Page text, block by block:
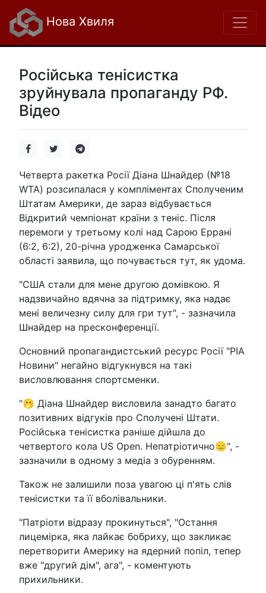
Нова Хвиля
Російська тенісистка
зруйнувала пропаганду РФ.
Відео
Четверта ракетка Росії Діана Шнайдер (№18
WTA) розсипалася у компліментах Сполученим
Штатам Америки, де зараз відбувається
Відкритий чемпіонат країни з теніс. Після
перемоги у третьому колі над Сарою Еррані
(6:2, 6:2), 20-річна уродженка Самарської
області заявила, що почувається тут, як удома.
"США стали для мене другою домівкою. Я
надзвичайно вдячна за підтримку, яка надає
мені величезну силу для гри тут", - зазначила
Шнайдер на пресконференції.
Основний пропагандистський ресурс Росії "РІА
Новини" негайно відгукнувся на такі
висловлювання спортсменки.
"🫢 Діана Шнайдер висловила занадто багато
позитивних відгуків про Сполучені Штати.
Російська тенісистка раніше дійшла до
четвертого кола US Open. Непатріотично😑", -
зазначили в одному з медіа з обуренням.
Також не залишили поза увагою ці п'ять слів
тенісистки та її вболівальники.
"Патріоти відразу прокинуться", "Остання
лицемірка, яка лайкає бобриху, що закликає
перетворити Америку на ядерний попіл, тепер
вже "другий дім", ага", - коментують
прихильники.